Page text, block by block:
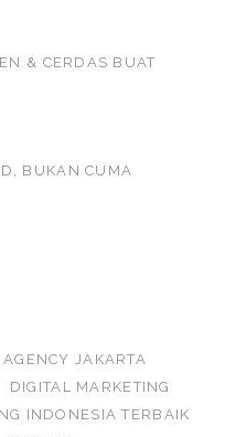
& CERDAS BUAT
BUKAN CUMA
JAKARTA
DIGITAL MARKETING
INDONESIA TERBAIK